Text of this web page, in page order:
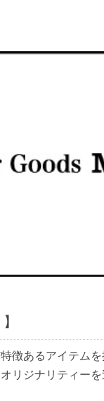
徴あるアイテム
リジナリティー